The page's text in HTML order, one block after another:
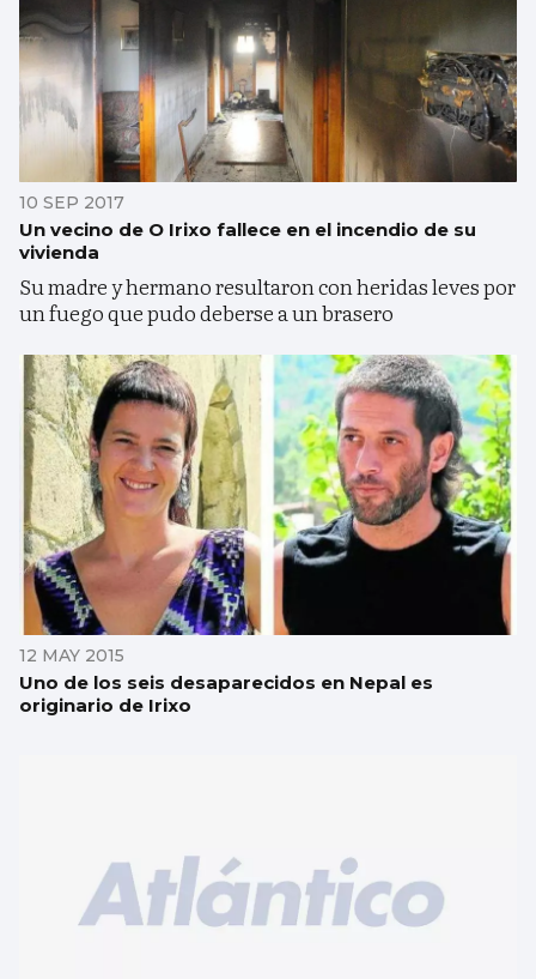
10 SEP 2017
Un vecino de O Irixo fallece en el incendio de su
vivienda
Su madre y hermano resultaron con heridas leves por
un fuego que pudo deberse a un brasero
12 MAY 2015
Uno de los seis desaparecidos en Nepal es
originario de Irixo